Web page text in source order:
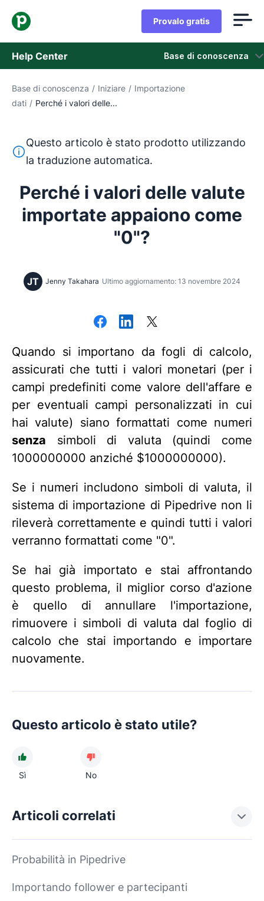
Provalo gratis
Help Center Base di conoscenza
Base di conoscenza
Contatta l'assistenza
Base di conoscenza / Iniziare / Importazione
dati / Perché i valori delle...
Questo testo è stato tradotto dall'inglese utilizzando
Questo articolo è stato prodotto utilizzando
la traduzione automatica.
Perché i valori delle valute
importate appaiono come
"0"?
JT Jenny Takahara Ultimo aggiornamento: 13 novembre 2024
Quando si importano da fogli di calcolo,
assicurati che tutti i valori monetari (per i
campi predefiniti come valore dell'affare e
per eventuali campi personalizzati in cui
hai valute) siano formattati come numeri
senza simboli di valuta (quindi come
1000000000 anziché $1000000000).
Se i numeri includono simboli di valuta, il
sistema di importazione di Pipedrive non li
rileverà correttamente e quindi tutti i valori
verranno formattati come "0".
Se hai già importato e stai affrontando
questo problema, il miglior corso d'azione
è quello di annullare l'importazione,
rimuovere i simboli di valuta dal foglio di
calcolo che stai importando e importare
nuovamente.
Questo articolo è stato utile?
Sì No
Articoli correlati
Probabilità in Pipedrive
Importando follower e partecipanti